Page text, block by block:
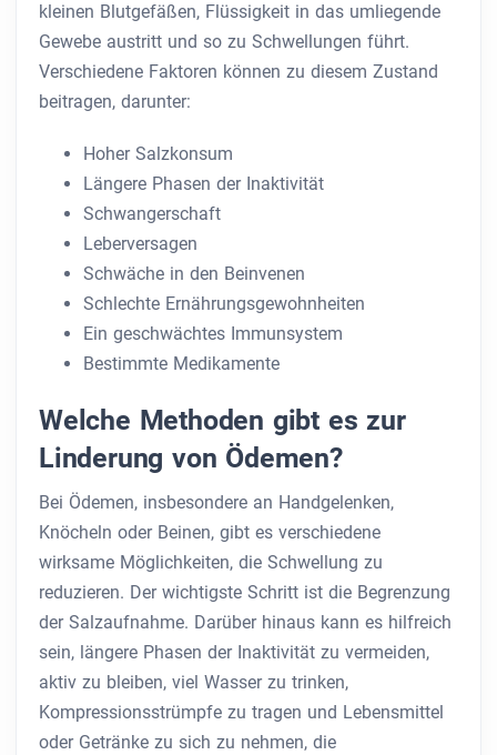
kleinen Blutgefäßen, Flüssigkeit in das umliegende
Gewebe austritt und so zu Schwellungen führt.
Verschiedene Faktoren können zu diesem Zustand
beitragen, darunter:
Hoher Salzkonsum
Längere Phasen der Inaktivität
Schwangerschaft
Leberversagen
Schwäche in den Beinvenen
Schlechte Ernährungsgewohnheiten
Ein geschwächtes Immunsystem
Bestimmte Medikamente
Welche Methoden gibt es zur
Linderung von Ödemen?
Bei Ödemen, insbesondere an Handgelenken,
Knöcheln oder Beinen, gibt es verschiedene
wirksame Möglichkeiten, die Schwellung zu
reduzieren. Der wichtigste Schritt ist die Begrenzung
der Salzaufnahme. Darüber hinaus kann es hilfreich
sein, längere Phasen der Inaktivität zu vermeiden,
aktiv zu bleiben, viel Wasser zu trinken,
Kompressionsstrümpfe zu tragen und Lebensmittel
oder Getränke zu sich zu nehmen, die